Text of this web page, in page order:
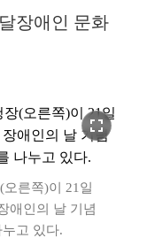
장애인 문화
fullscreen
른쪽)이 21일
애인의 날 기념
고 있다.